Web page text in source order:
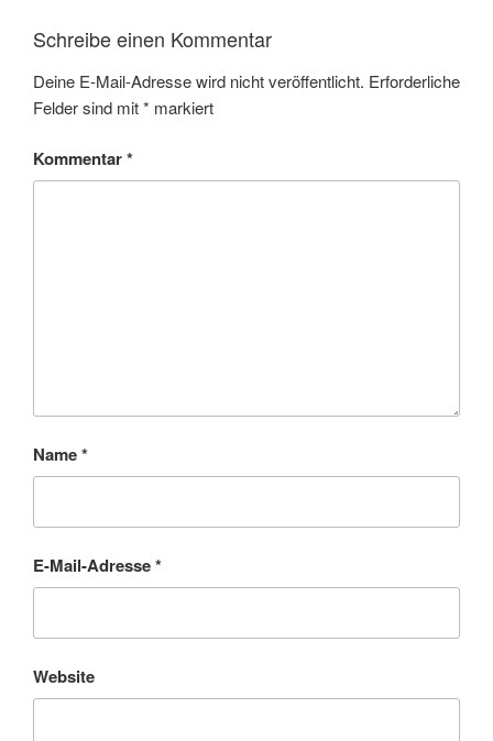
Schreibe einen Kommentar
Deine E-Mail-Adresse wird nicht veröffentlicht. Erforderliche
Felder sind mit* markiert
Kommentar*
Name*
E-Mail-Adresse*
Website